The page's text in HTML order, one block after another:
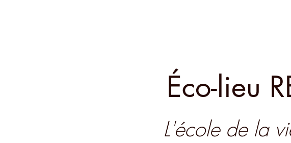
Éco-lieu
L'école de la